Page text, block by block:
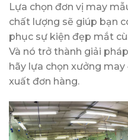
Lựa chọn đơn vị may
chất lượng sẽ giúp bạn
phục sự kiện đẹp mắt
Và nó trở thành giải
hãy lựa chọn xưởng
xuất đơn hàng.